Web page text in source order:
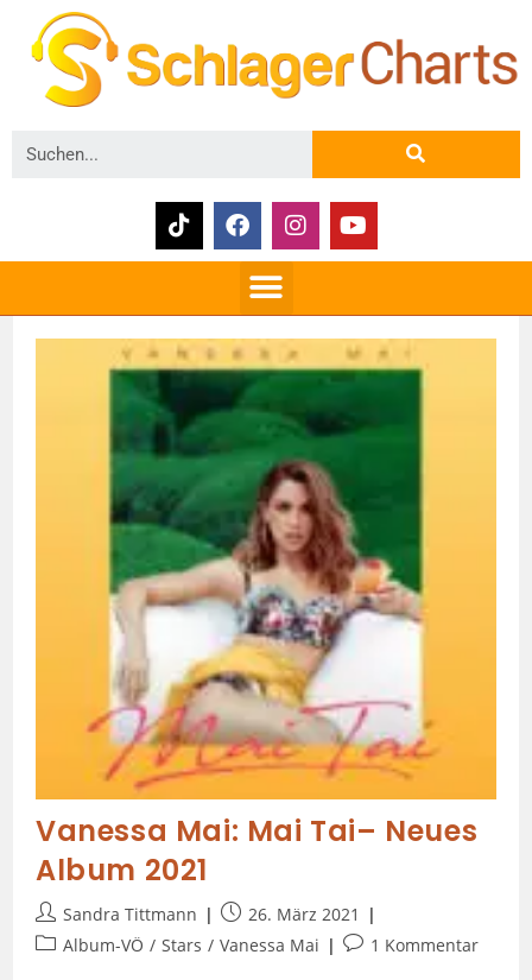
Vanessa Mai: Mai Tai– Neues
Album 2021
Sandra Tittmann
26. März 2021
Album-VÖ / Stars / Vanessa Mai 1 Kommentar